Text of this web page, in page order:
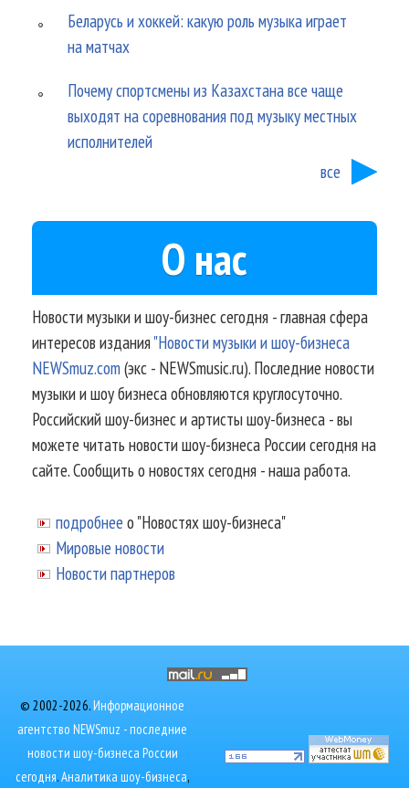
Беларусь и хоккей: какую роль музыка играет
на матчах
Почему спортсмены из Казахстана все чаще
выходят на соревнования под музыку местных
исполнителей
все
О нас
Новости музыки и шоу-бизнес сегодня - главная сфера
интересов издания"Новости музыки и шоу-бизнеса
NEWSmuz.com(экс - NEWSmusic.ru). Последние новости
музыки и шоу бизнеса обновляются круглосуточно.
Российский шоу-бизнес и артисты шоу-бизнеса - вы
можете читать новости шоу-бизнеса России сегодня на
сайте. Сообщить о новостях сегодня - наша работа.
подробнее о "Новостях шоу-бизнеса"
Мировые новости
Новости партнеров
© 2002-2026.Информационное
агентство NEWSmuz - последние
новости шоу-бизнеса России
сегодня.Аналитика шоу-бизнеса,